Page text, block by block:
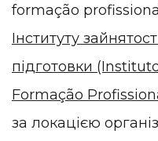
formação
Інституту
підготовки
Formação
за локацією